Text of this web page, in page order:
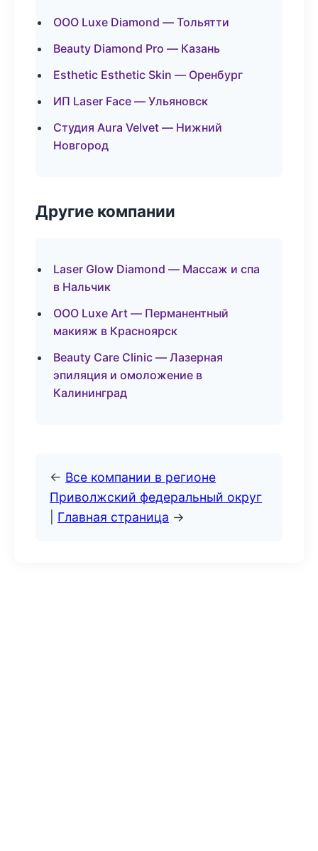
ООО Luxe Diamond — Тольятти
Beauty Diamond Pro — Казань
Esthetic Esthetic Skin — Оренбург
ИП Laser Face — Ульяновск
Студия Aura Velvet — Нижний
Новгород
Другие компании
Laser Glow Diamond — Массаж и спа
в Нальчик
ООО Luxe Art — Перманентный
макияж в Красноярск
Beauty Care Clinic — Лазерная
эпиляция и омоложение в
Калининград
← Все компании в регионе
Приволжский федеральный округ
Главная страница →